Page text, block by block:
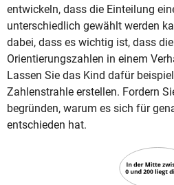
entwickeln, dass die Einteilung
unterschiedlich gewählt werden
dabei, dass es wichtig ist, dass
Orientierungszahlen in einem
Lassen Sie das Kind dafür
Zahlenstrahle erstellen. Fordern
begründen, warum es sich für
entschieden hat.